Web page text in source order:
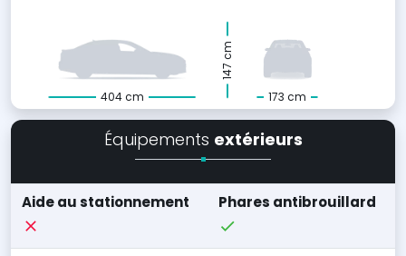
404 cm 173 cm
147 cm
Équipements extérieurs
Aide au stationnement Phares antibrouillard